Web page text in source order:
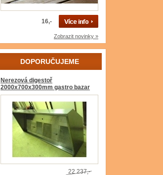
16,-
Zobrazit novinky »
DOPORUČUJEME
Nerezová digestoř
2000x700x300mm gastro bazar
22 237,-